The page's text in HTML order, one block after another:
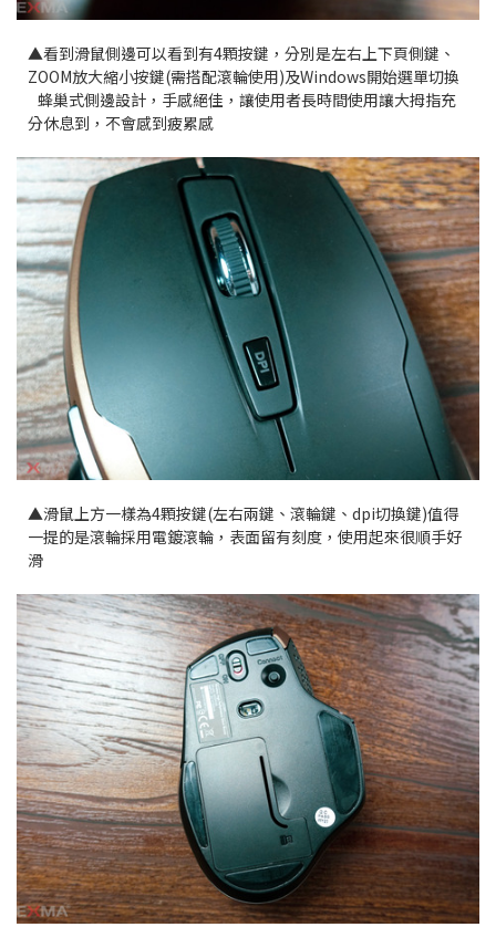
▲看到滑鼠側邊可以看到有4顆按鍵，分別是左右上下頁側鍵、
ZOOM放大縮小按鍵(需搭配滾輪使用)及Windows開始選單切換
蜂巢式側邊設計，手感絕佳， 讓使用者長時間使用讓大拇指充
分休息到，不會感到疲累感
▲滑鼠上方一樣為4顆按鍵(左右兩鍵、滾輪鍵、dpi切換鍵)值得
一提的是滾輪採用電鍍滾輪，表面留有刻度，使用起來很順手好
滑